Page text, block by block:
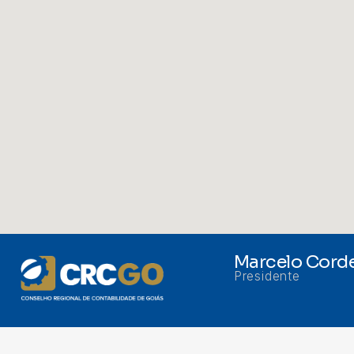
Marcelo
Presidente